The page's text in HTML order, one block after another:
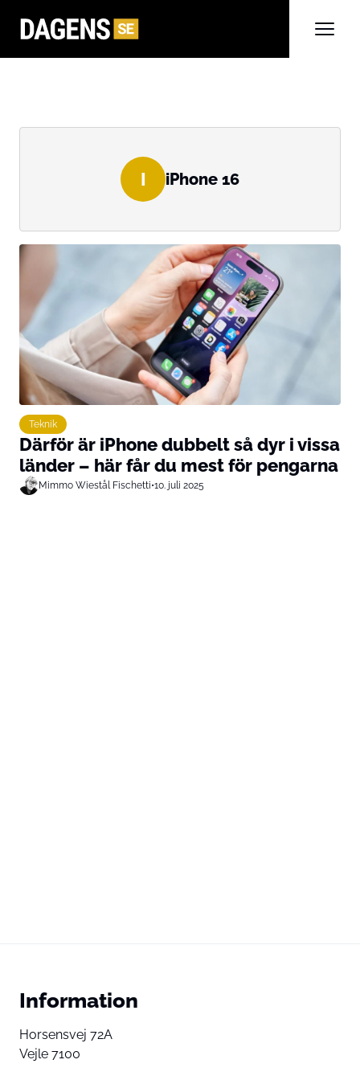
I iPhone 16
Teknik
Därför är iPhone dubbelt så dyr i vissa
länder – här får du mest för pengarna
Mimmo Wiestål Fischetti•10. juli 2025
Information
Horsensvej 72A
Vejle 7100